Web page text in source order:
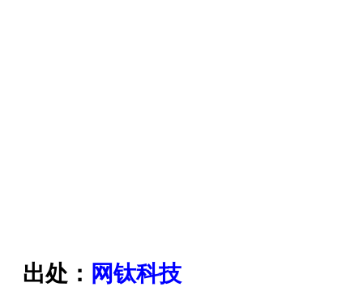
出处： 网钛科技